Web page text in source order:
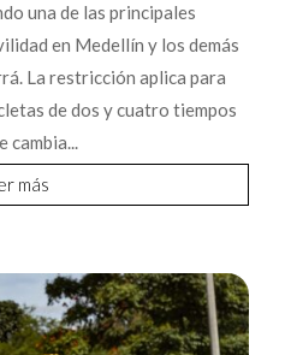
una de las principales
en Medellín y los demás
La restricción aplica para
de dos y cuatro tiempos
cambia...
más